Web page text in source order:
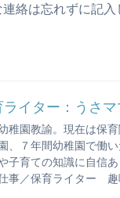
絡は忘れずに記入
ライター：うさマ
稚園教諭。現在は保
、７年間幼稚園で働い
子育ての知識に自信
仕事／保育ライター